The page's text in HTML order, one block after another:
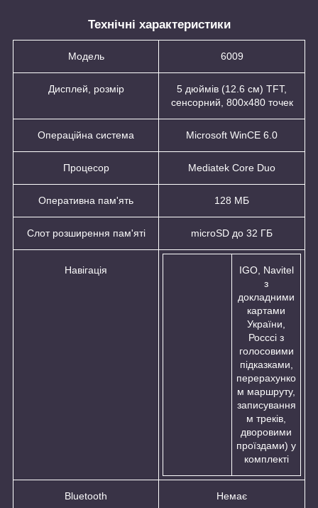
Технічні характеристики
Модель 6009
Дисплей, розмір
5 дюймів (12.6 см) TFT,
сенсорний, 800x480 точек
Операційна система Microsoft WinCE 6.0
Процесор Mediatek Core Duo
Оперативна пам'ять 128 МБ
Слот розширення пам'яті microSD до 32 ГБ
Навігація
IGO, Navitel
з
докладними
картами
України,
Росссі з
голосовими
підказками,
перерахунко
м маршруту,
записування
м треків,
дворовими
проїздами) у
комплекті
Bluetooth Немає